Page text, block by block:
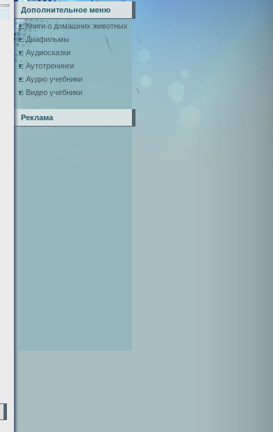
Дополнительное меню
Книги о домашних животных
Диафильмы
Аудиосказки
Аутотренинги
Аудио учебники
Видео учебники
Реклама